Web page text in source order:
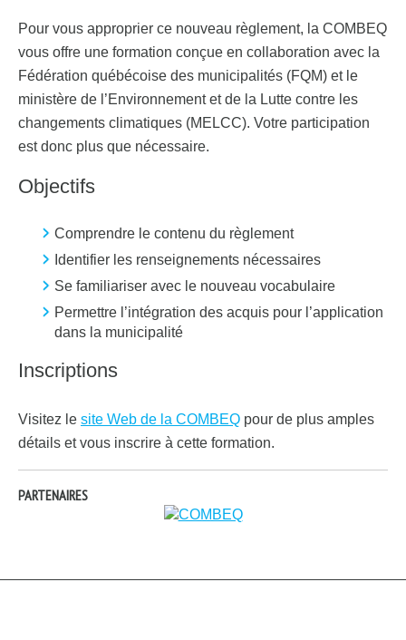
Pour vous approprier ce nouveau règlement, la COMBEQ
vous offre une formation conçue en collaboration avec la
Fédération québécoise des municipalités (FQM) et le
ministère de l’Environnement et de la Lutte contre les
changements climatiques (MELCC). Votre participation
est donc plus que nécessaire.
Objectifs
Comprendre le contenu du règlement
Identifier les renseignements nécessaires
Se familiariser avec le nouveau vocabulaire
Permettre l’intégration des acquis pour l’application
dans la municipalité
Inscriptions
Visitez le site Web de la COMBEQ pour de plus amples
détails et vous inscrire à cette formation.
PARTENAIRES